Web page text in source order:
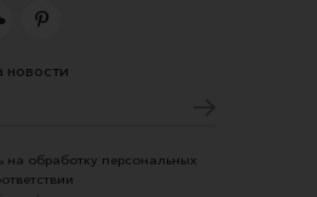
новости
на обработку персональных